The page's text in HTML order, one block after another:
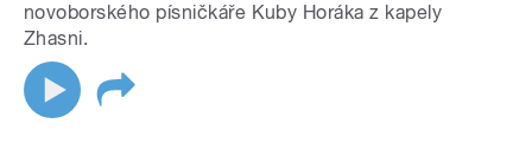
novoborského písničkáře Kuby Horáka z kapely
Zhasni.